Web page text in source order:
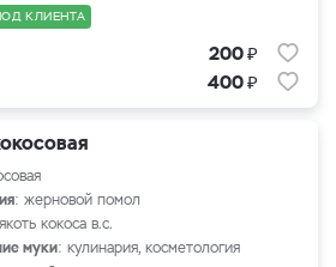
КЛИЕНТА
200₽
400₽
: жерновой помол
кокоса в.с.
муки: кулинария, косметология